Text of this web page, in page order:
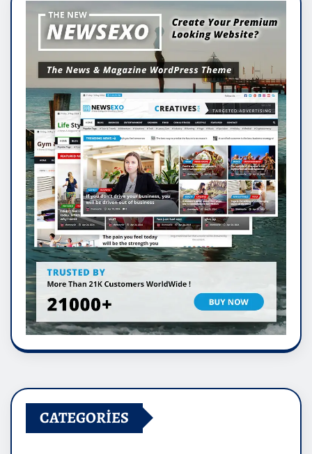
CATEGORIES